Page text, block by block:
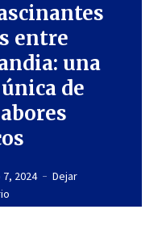
entre
una
de
2024
Dejar